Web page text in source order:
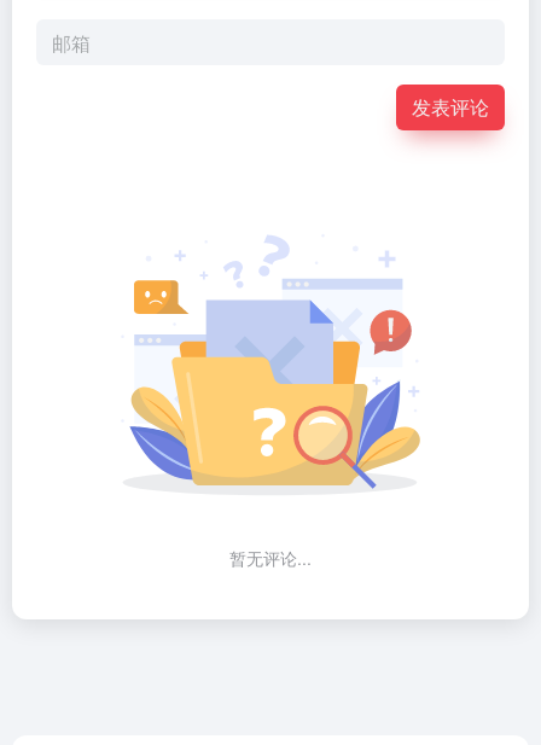
发表评论
暂无评论...